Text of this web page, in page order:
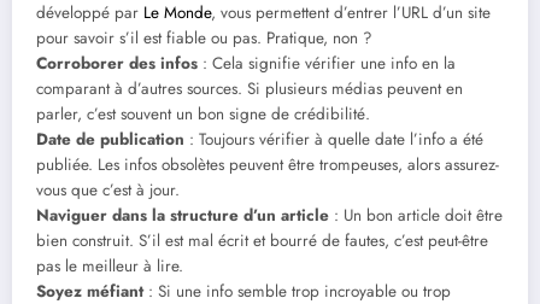
développé par Le Monde, vous permettent d’entrer l’URL d’un site
pour savoir s’il est fiable ou pas. Pratique, non ?
Corroborer des infos : Cela signifie vérifier une info en la
comparant à d’autres sources. Si plusieurs médias peuvent en
parler, c’est souvent un bon signe de crédibilité.
Date de publication : Toujours vérifier à quelle date l’info a été
publiée. Les infos obsolètes peuvent être trompeuses, alors assurez-
vous que c’est à jour.
Naviguer dans la structure d’un article : Un bon article doit être
bien construit. S’il est mal écrit et bourré de fautes, c’est peut-être
pas le meilleur à lire.
Soyez méfiant: Si une info semble trop incroyable ou trop